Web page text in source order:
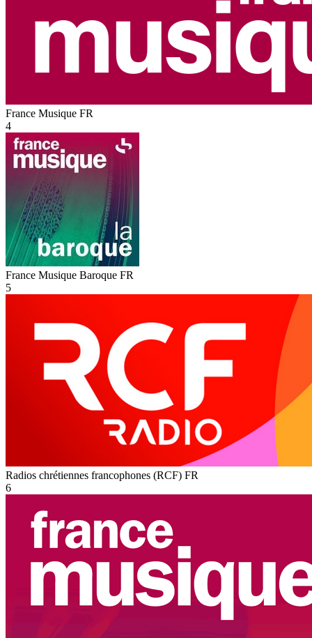
France Musique FR
4
France Musique Baroque FR
5
Radios chrétiennes francophones (RCF) FR
6